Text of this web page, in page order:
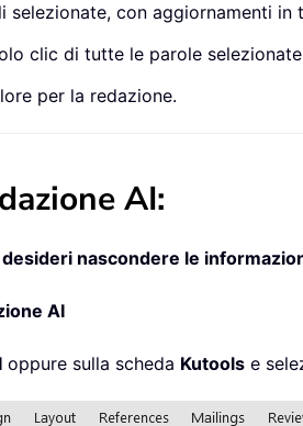
selezionate, con aggiornamenti
clic di tutte le parole
per la redazione.
AI:
nascondere le
AI
oppure sulla scheda Kutools e